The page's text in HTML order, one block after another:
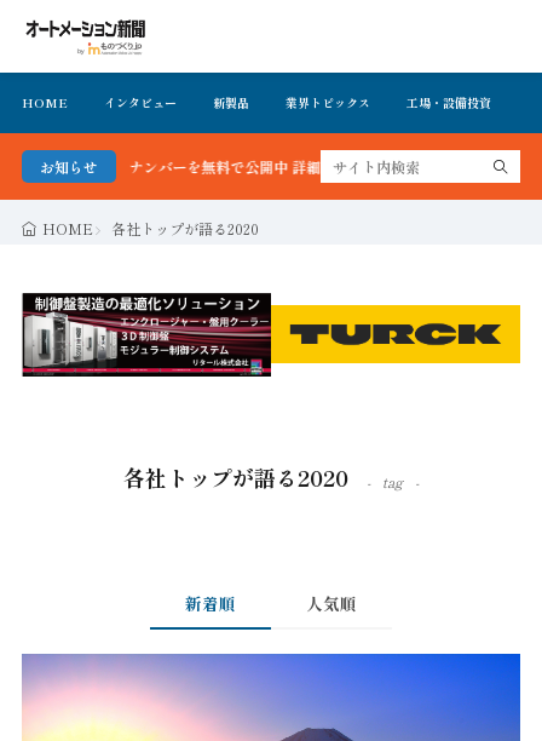
HOME インタビュー 新製品 業界トピックス 工場・設備投資
お知らせ
無料で公開中 詳細はこちら
HOME 各社トップが語る2020
各社トップが語る2020 tag
新着順 人気順